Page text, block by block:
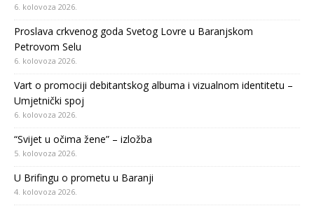
6. kolovoza 2026.
Proslava crkvenog goda Svetog Lovre u Baranjskom
Petrovom Selu
6. kolovoza 2026.
Vart o promociji debitantskog albuma i vizualnom identitetu –
Umjetnički spoj
6. kolovoza 2026.
“Svijet u očima žene” – izložba
5. kolovoza 2026.
U Brifingu o prometu u Baranji
4. kolovoza 2026.